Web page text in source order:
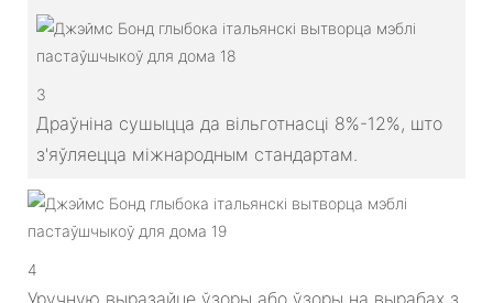
3
Драўніна сушыцца да вільготнасці 8%-12%, што
з'яўляецца міжнародным стандартам.
4
Уручную выразайце ўзоры або ўзоры на вырабах з